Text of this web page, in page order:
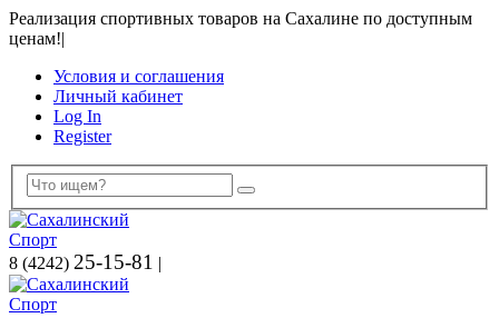
Реализация спортивных товаров на Сахалине по доступным
ценам!|
Условия и соглашения
Личный кабинет
Log In
Register
8 (4242) 25-15-81 |